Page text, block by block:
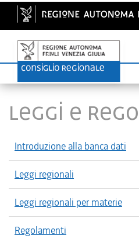
LEGGI E
Introduzione alla banca dati
Leggi regionali
Leggi regionali per materie
Regolamenti